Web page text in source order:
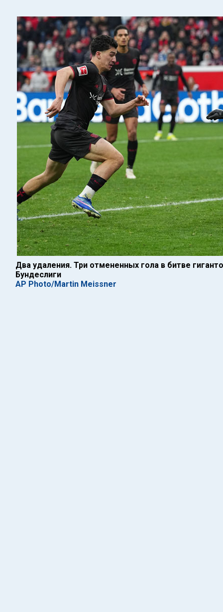
Два удаления. Три отмененных гола в битве
Бундеслиги
AP Photo/Martin Meissner